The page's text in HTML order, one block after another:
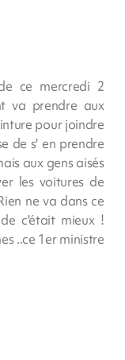
ce mercredi 2
va prendre aux
pour joindre
de s' en prendre
aux gens aisés
les voitures de
ne va dans ce
c'était mieux !
..ce 1er ministre